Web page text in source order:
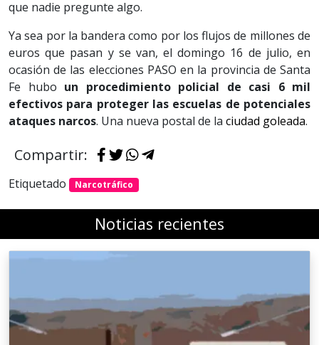
que nadie pregunte algo.
Ya sea por la bandera como por los flujos de millones de
euros que pasan y se van, el domingo 16 de julio, en
ocasión de las elecciones PASO en la provincia de Santa
Fe hubo un procedimiento policial de casi 6 mil
efectivos para proteger las escuelas de potenciales
ataques narcos. Una nueva postal de la ciudad goleada.
Compartir:
Etiquetado Narcotráfico
Noticias recientes